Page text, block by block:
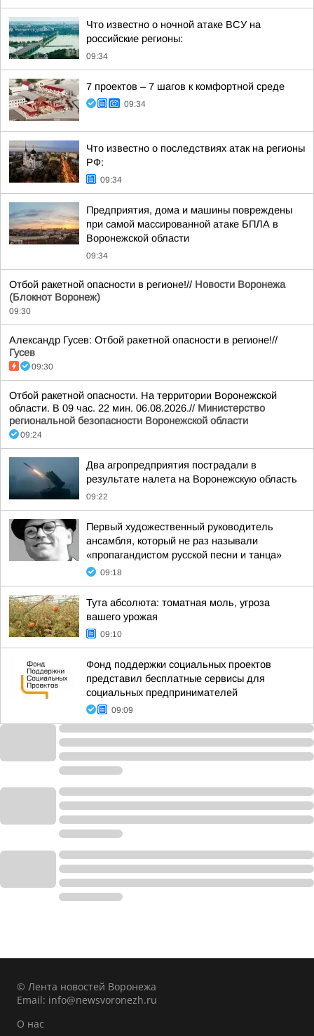
Что известно о ночной атаке ВСУ на
российские регионы:
09:34
7 проектов – 7 шагов к комфортной среде
09:34
Что известно о последствиях атак на регионы
РФ:
09:34
Предприятия, дома и машины повреждены
при самой массированной атаке БПЛА в
Воронежской области
09:34
Отбой ракетной опасности в регионе!// Новости Воронежа
(Блокнот Воронеж)
09:30
Александр Гусев: Отбой ракетной опасности в регионе!//
Гусев
09:30
Отбой ракетной опасности. На территории Воронежской
области. В 09 час. 22 мин. 06.08.2026.// Министерство
региональной безопасности Воронежской области
09:24
Два агропредприятия пострадали в
результате налета на Воронежскую область
09:22
Первый художественный руководитель
ансамбля, который не раз называли
«пропагандистом русской песни и танца»
09:18
Тута абсолюта: томатная моль, угроза
вашего урожая
09:10
Фонд поддержки социальных проектов
представил бесплатные сервисы для
социальных предпринимателей
09:09
© Лента новостей Воронежа
Email: info@newsvoronezh.ru
О нас